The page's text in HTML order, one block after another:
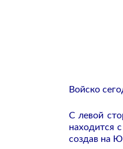
Войско
С левой
находится
создав на